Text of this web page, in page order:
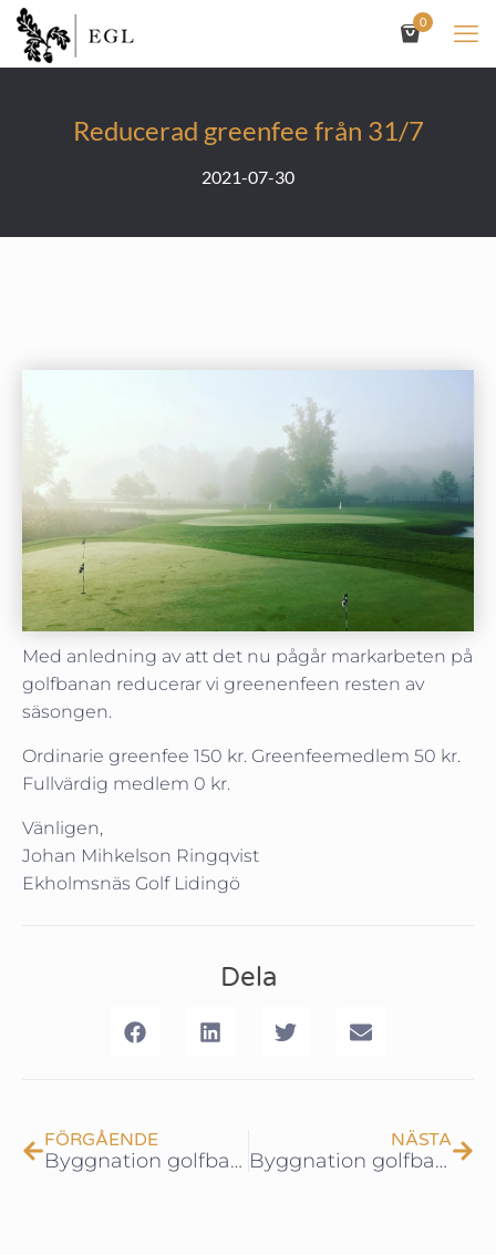
0
Reducerad greenfee från 31/7
2021-07-30
Med anledning av att det nu pågår markarbeten på
golfbanan reducerar vi greenenfeen resten av
säsongen.
Ordinarie greenfee 150 kr. Greenfeemedlem 50 kr.
Fullvärdig medlem 0 kr.
Vänligen,
Johan Mihkelson Ringqvist
Ekholmsnäs Golf Lidingö
Dela
FÖRGÅENDE
Byggnation golfbanan – Del 1
NÄSTA
Byggnation golfbanan – Del 2